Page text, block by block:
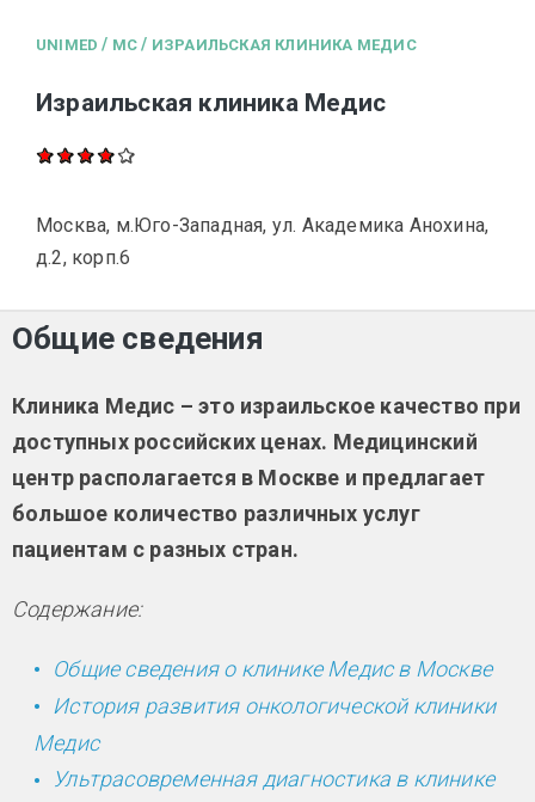
UNIMED / MC / ИЗРАИЛЬСКАЯ КЛИНИКА МЕДИС
Израильская клиника Медис
Москва, м.Юго-Западная, ул. Академика Анохина,
д.2, корп.6
Общие сведения
Клиника Медис – это израильское качество при
доступных российских ценах. Медицинский
центр располагается в Москве и предлагает
большое количество различных услуг
пациентам с разных стран.
Содержание:
Общие сведения о клинике Медис в Москве
История развития онкологической клиники
Медис
Ультрасовременная диагностика в клинике